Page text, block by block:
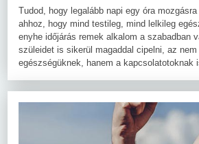
Tudod, hogy legalább napi egy óra
ahhoz, hogy mind testileg, mind lelkileg
enyhe időjárás remek alkalom a szabadban
szüleidet is sikerül magaddal cipelni, az
egészségüknek, hanem a kapcsolatotoknak